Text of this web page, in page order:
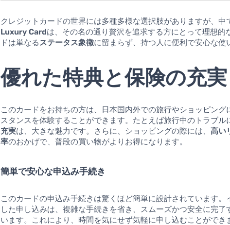
クレジットカードの世界には多種多様な選択肢がありますが、中
Luxury Cardは、その名の通り贅沢を追求する方にとって理想的
ドは単なる ステータス象徴に留まらず、持つ人に便利で安心な使
優れた特典と保険の充実
このカードをお持ちの方は、日本国内外での旅行やショッピング
スタンスを体験することができます。たとえば旅行中のトラブル
充実は、大きな魅力です。さらに、ショッピングの際には、高い
率のおかげで、普段の買い物がよりお得になります。
簡単で安心な申込み手続き
このカードの申込み手続きは驚くほど簡単に設計されています。
した申し込みは、複雑な手続きを省き、スムーズかつ安全に完了
います。これにより、時間を気にせず気軽に申し込むことができ